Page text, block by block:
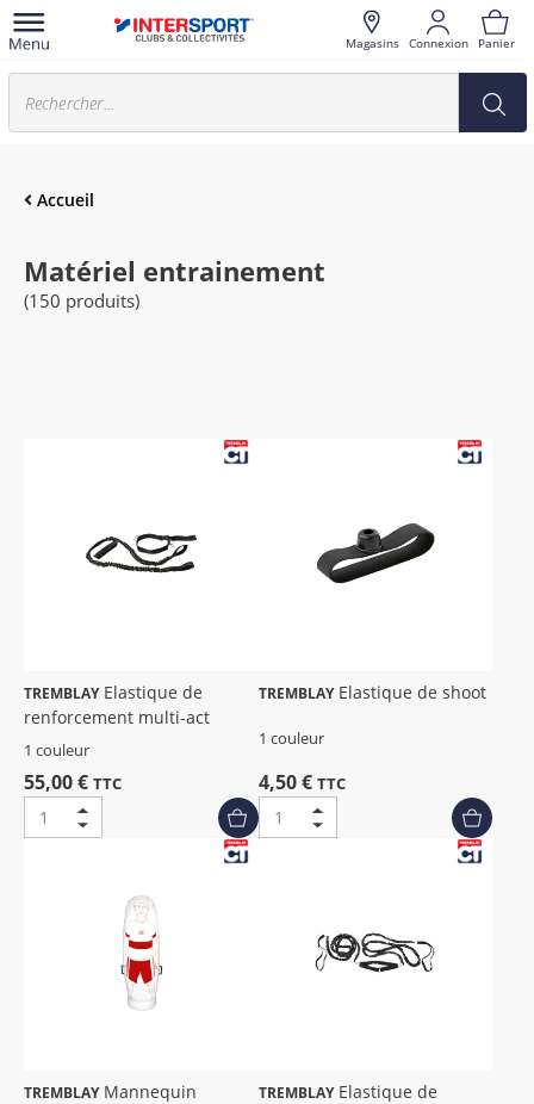
Magasins Connexion Panier
Accueil
Matériel entrainement
(150 produits)
TREMBLAYElastique de
renforcement multi-act
1 couleur
55,00 € TTC
TREMBLAY Elastique de shoot
1 couleur
4,50 € TTC
TREMBLAYMannequin
TREMBLAYElastique de